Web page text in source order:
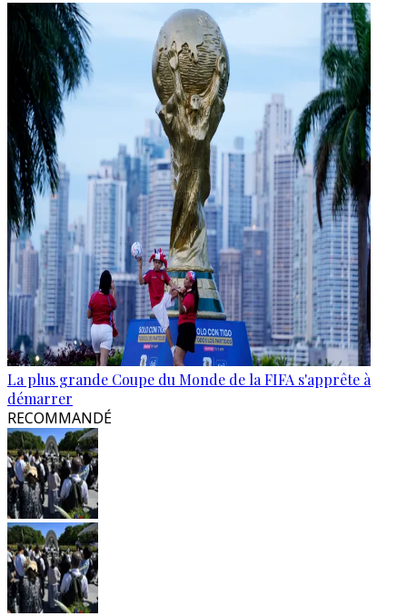
La plus grande Coupe du Monde de la FIFA s'apprête à
démarrer
RECOMMANDÉ